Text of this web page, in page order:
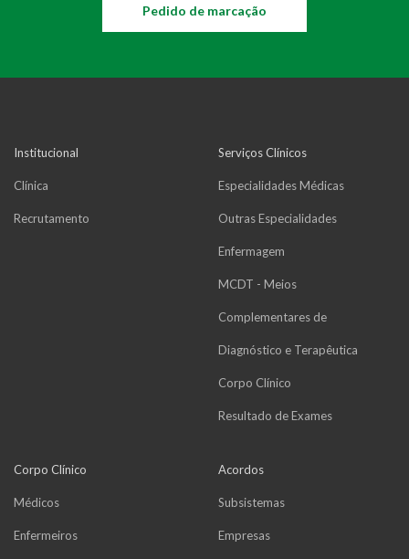
Pedido de marcação
Institucional
Clínica
Recrutamento
Serviços Clínicos
Especialidades Médicas
Outras Especialidades
Enfermagem
MCDT - Meios
Complementares de
Diagnóstico e Terapêutica
Corpo Clínico
Resultado de Exames
Corpo Clínico
Médicos
Enfermeiros
Acordos
Subsistemas
Empresas